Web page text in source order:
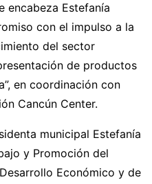
encabeza Estefanía
con el impulso a la
del sector
de productos
en coordinación con
Cancún Center.
municipal Estefanía
y Promoción del
Económico y de